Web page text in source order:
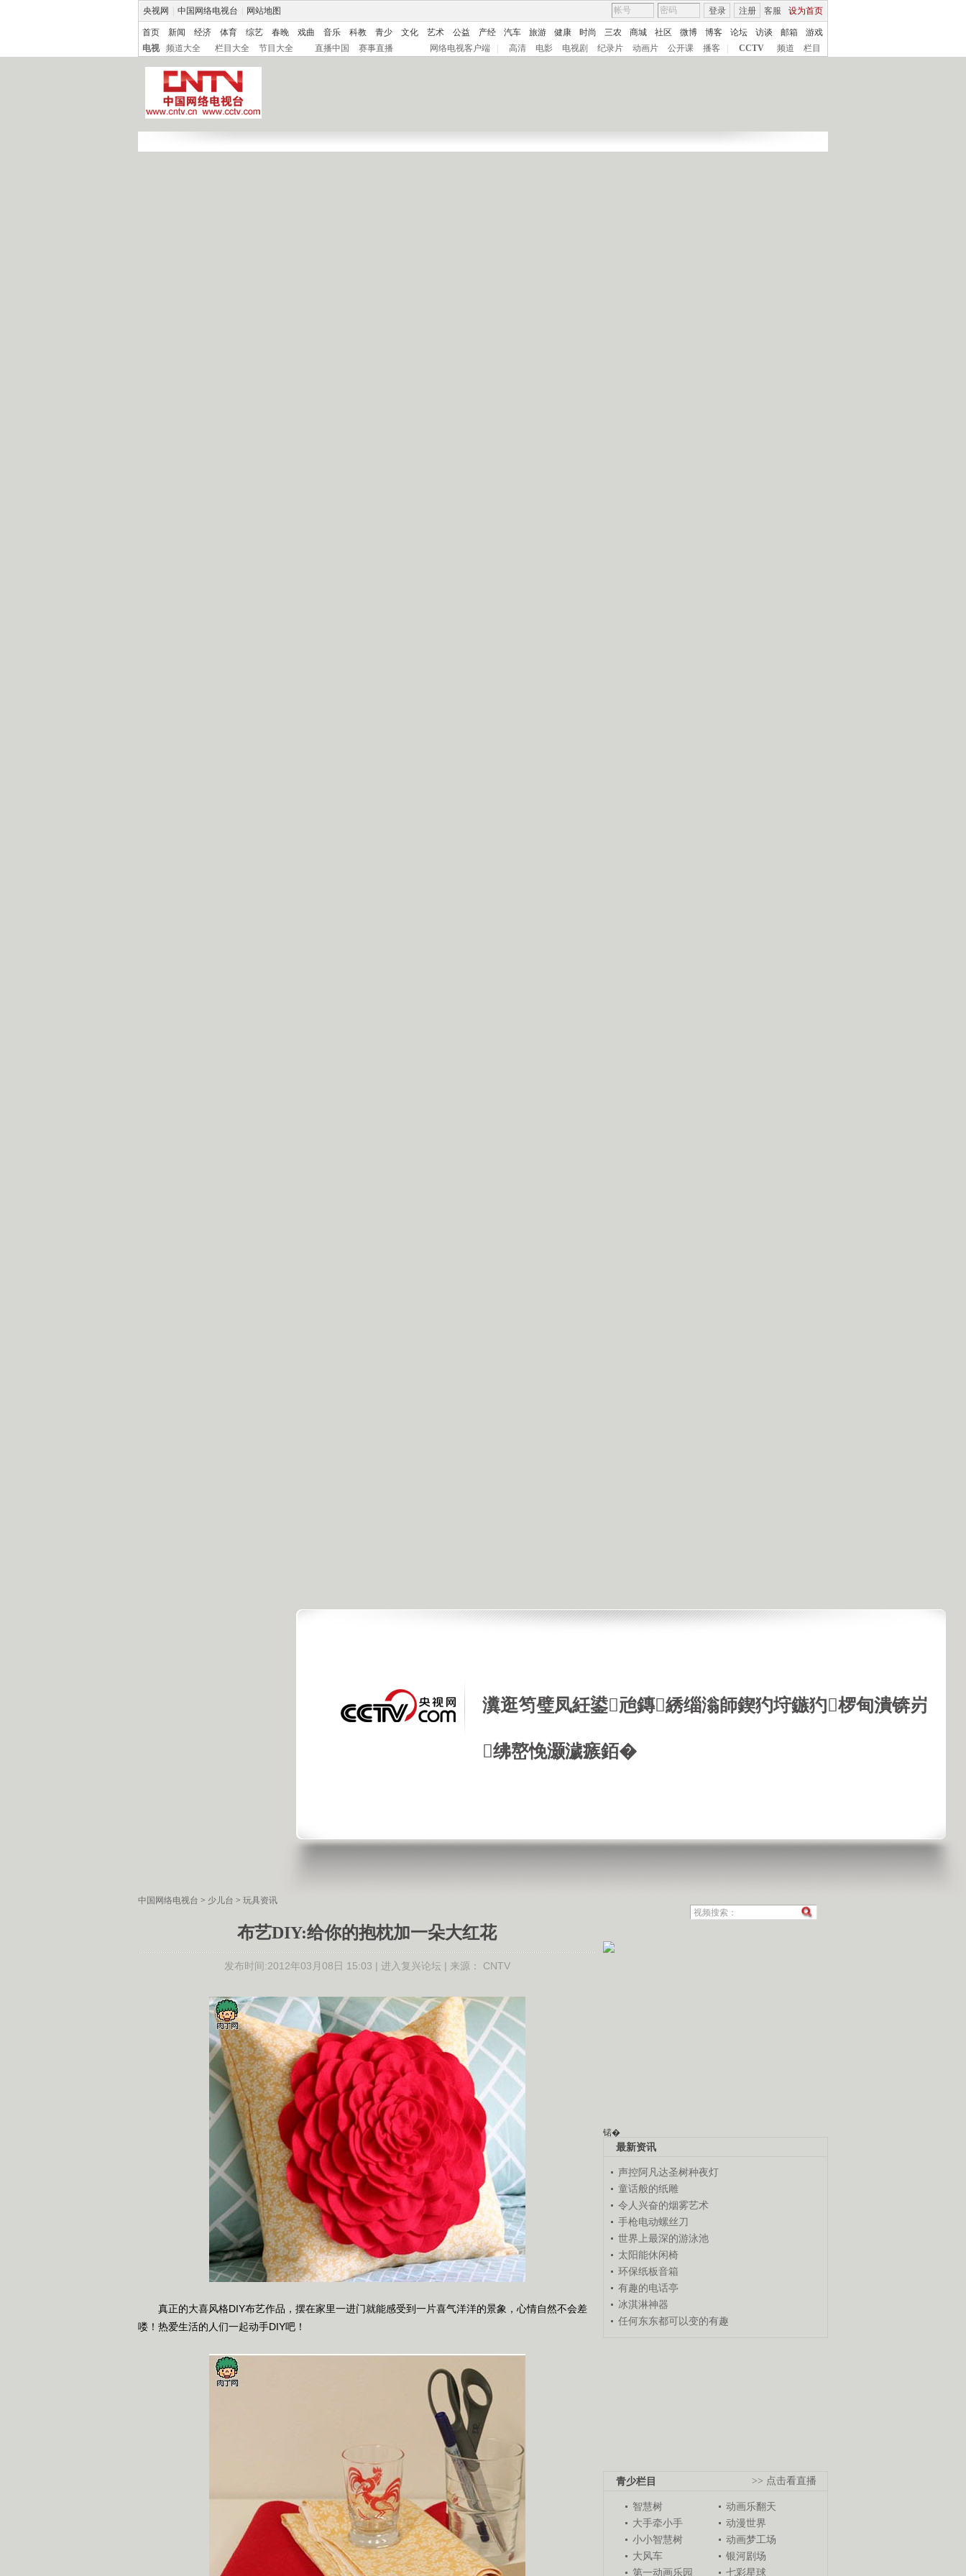
央视网 中国网络电视台 网站地图 客服 设为首页
登录 注册
首页 新闻 经济 体育 综艺 春晚 戏曲 音乐 科教 青少 文化 艺术 公益 产经 汽车 旅游 健康 时尚 三农 商城 社区 微博 博客 论坛 访谈 邮箱
游戏
电视
频道大全 栏目大全 节目大全 直播中国 赛事直播 网络电视客户端 高清 电影 电视剧 纪录片 动画片 公开课 播客 CCTV 频道 栏目
瀵逛笉璧凤紝鍙兘鏄綉缁滃師鍥犳垨鏃犳椤甸潰锛岃
绋嶅悗灏濊瘯銆�
中国网络电视台 > 少儿台 > 玩具资讯
锘�
最新资讯
声控阿凡达圣树种夜灯
童话般的纸雕
令人兴奋的烟雾艺术
手枪电动螺丝刀
世界上最深的游泳池
太阳能休闲椅
环保纸板音箱
有趣的电话亭
冰淇淋神器
任何东东都可以变的有趣
>> 点击看直播
青少栏目
智慧树
动画乐翻天
大手牵小手
动漫世界
小小智慧树
动画梦工场
大风车
银河剧场
第一动画乐园
七彩星球
布艺DIY:给你的抱枕加一朵大红花
发布时间:2012年03月08日 15:03 | 进入复兴论坛| 来源： CNTV
真正的大喜风格DIY布艺作品，摆在家里一进门就能感受到一片喜气洋洋的景象，心情自然不会差
喽！热爱生活的人们一起动手DIY吧！